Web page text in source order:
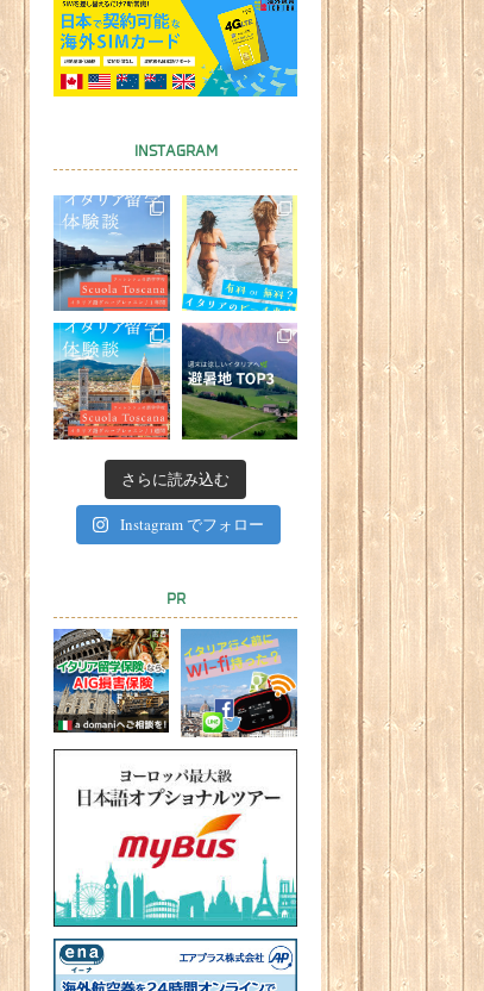
INSTAGRAM
さらに読み込む
Instagram でフォロー
PR